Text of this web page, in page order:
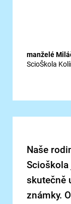
manželé
ScioŠkola
Naše
Scioškola
skutečně
známky.